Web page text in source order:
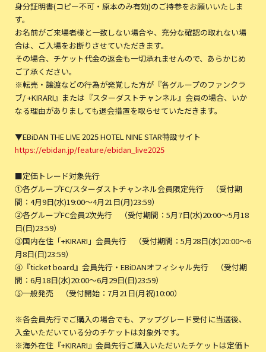
身分証明書(コピー不可・原本のみ有効)のご持参をお願いいたしま
す。
お名前がご来場者様と一致しない場合や、充分な確認の取れない場
合は、ご入場をお断りさせていただきます。
その場合、チケット代金の返金も一切承れませんので、あらかじめ
ご了承ください。
※転売・譲渡などの行為が発覚した方が『各グループのファンクラ
ブ/ +KIRARI』または『スターダストチャンネル』会員の場合、いか
なる理由がありましても退会措置を取らせていただきます。
▼EBiDAN THE LIVE 2025 HOTEL NINE STAR特設サイト
https://ebidan.jp/feature/ebidan_live2025
■定価トレード対象先行
①各グループFC/スターダストチャンネル会員限定先行 （受付期
間：4月9日(水)19:00～4月21日(月)23:59）
②各グループFC会員2次先行 （受付期間：5月7日(水)20:00～5月18
日(日)23:59）
③国内在住「+KIRARI」会員先行 （受付期間：5月28日(水)20:00～6
月8日(日)23:59）
④『ticket board』会員先行・EBiDANオフィシャル先行 （受付期
間：6月18日(水)20:00〜6月29日(日)23:59）
⑤一般発売 （受付開始：7月21日(月祝)10:00）
※各会員先行でご購入の場合でも、アップグレード受付に当選後、
入金いただいている分のチケットは対象外です。
※海外在住『+KIRARI』会員先行ご購入いただいたチケットは定価ト